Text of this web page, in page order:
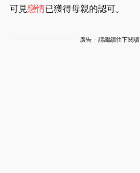
可見戀情已獲得母親的認可。
廣告 - 請繼續往下閱讀